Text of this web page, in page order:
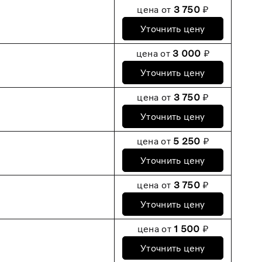
цена от 3 750 ₽
Уточнить цену
цена от3 000 ₽
Уточнить цену
цена от 3 750 ₽
Уточнить цену
цена от 5 250 ₽
Уточнить цену
цена от 3 750 ₽
Уточнить цену
цена от1 500 ₽
Уточнить цену